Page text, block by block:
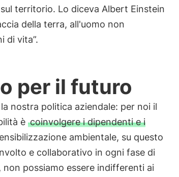
territorio. Lo diceva Albert Einstein
della terra, all'uomo non
di vita”.
per il futuro
nostra politica aziendale: per noi il
è coinvolgere i dipendenti e i
ambientale, su questo
e collaborativo in ogni fase di
possiamo essere indifferenti ai